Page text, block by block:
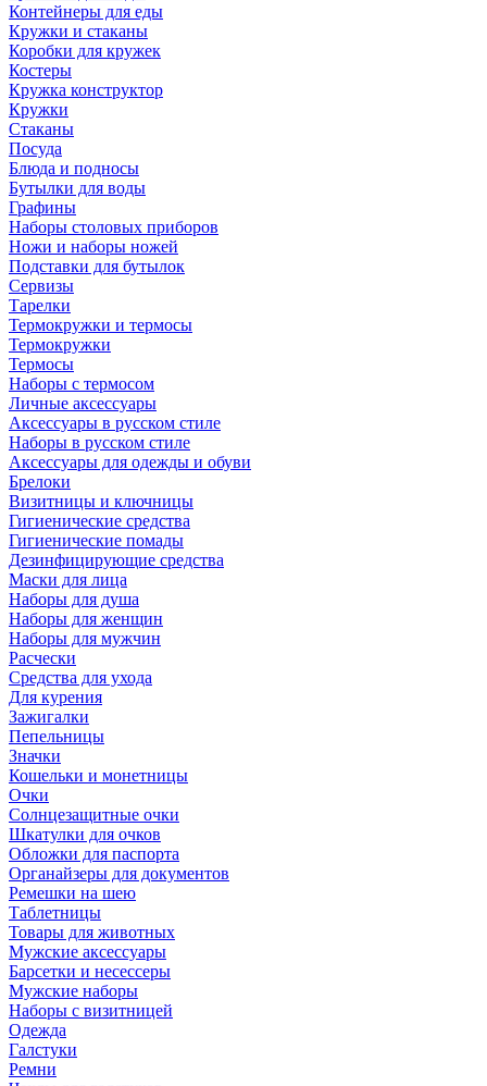
Контейнеры для еды
Кружки и стаканы
Коробки для кружек
Костеры
Кружка конструктор
Кружки
Стаканы
Посуда
Блюда и подносы
Бутылки для воды
Графины
Наборы столовых приборов
Ножи и наборы ножей
Подставки для бутылок
Сервизы
Тарелки
Термокружки и термосы
Термокружки
Термосы
Наборы с термосом
Личные аксессуары
Аксессуары в русском стиле
Наборы в русском стиле
Аксессуары для одежды и обуви
Брелоки
Визитницы и ключницы
Гигиенические средства
Гигиенические помады
Дезинфицирующие средства
Маски для лица
Наборы для душа
Наборы для женщин
Наборы для мужчин
Расчески
Средства для ухода
Для курения
Зажигалки
Пепельницы
Значки
Кошельки и монетницы
Очки
Солнцезащитные очки
Шкатулки для очков
Обложки для паспорта
Органайзеры для документов
Ремешки на шею
Таблетницы
Товары для животных
Мужские аксессуары
Барсетки и несессеры
Мужские наборы
Наборы с визитницей
Одежда
Галстуки
Ремни